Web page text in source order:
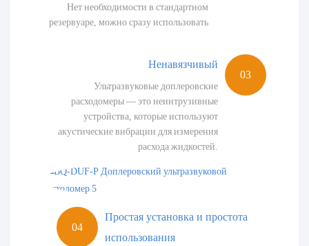
Нет необходимости в стандартном
резервуаре, можно сразу использовать
Ненавязчивый
Ультразвуковые доплеровские
расходомеры — это неинтрузивные
устройства, которые используют
акустические вибрации для измерения
расхода жидкостей.
Простая установка и простота
использования